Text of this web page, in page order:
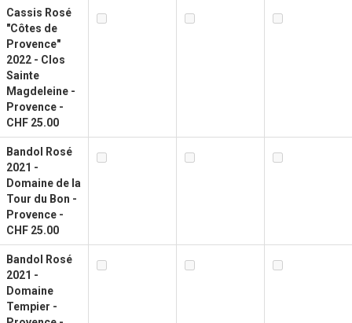
Cassis Rosé
"Côtes de
Provence"
2022 - Clos
Sainte
Magdeleine -
Provence -
CHF 25.00
Bandol Rosé
2021 -
Domaine de la
Tour du Bon -
Provence -
CHF 25.00
Bandol Rosé
2021 -
Domaine
Tempier -